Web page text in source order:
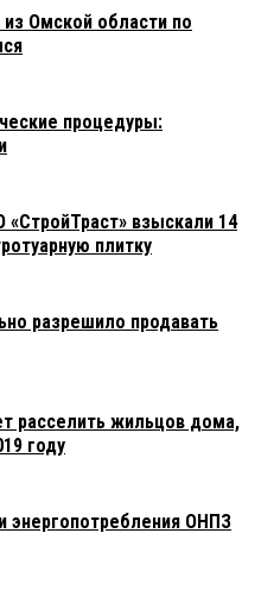
Омской области по
процедуры:
«СтройТраст» взыскали 14
плитку
разрешило продавать
расселить жильцов дома,
году
энергопотребления ОНПЗ